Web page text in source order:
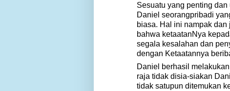
Sesuatu yang penting
Daniel seorangpribadi
biasa. Hal ini nampak dan
bahwa ketaatanNya
segala kesalahan dan
dengan Ketaatannya
Daniel berhasil
raja tidak disia-siakan
tidak satupun ditemukan